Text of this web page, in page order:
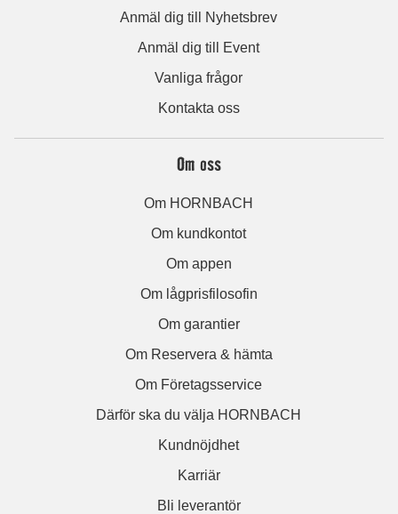
Anmäl dig till Nyhetsbrev
Anmäl dig till Event
Vanliga frågor
Kontakta oss
Om oss
Om HORNBACH
Om kundkontot
Om appen
Om lågprisfilosofin
Om garantier
Om Reservera & hämta
Om Företagsservice
Därför ska du välja HORNBACH
Kundnöjdhet
Karriär
Bli leverantör